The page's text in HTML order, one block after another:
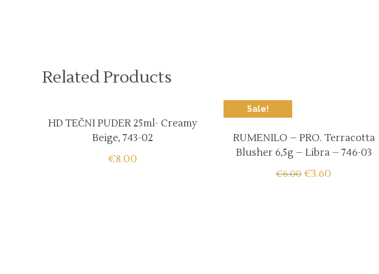
Related Products
HD TEČNI PUDER 25ml- Creamy
Beige, 743-02
€8.00
Sale!
RUMENILO – PRO. Terracotta
Blusher 6,5g – Libra – 746-03
€6.00 €3.60